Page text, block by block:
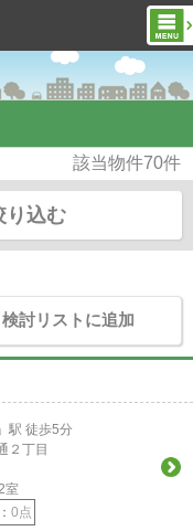
該当物件70件
り込む
検討リストに追加
駅 徒歩5分
２丁目
室
0点